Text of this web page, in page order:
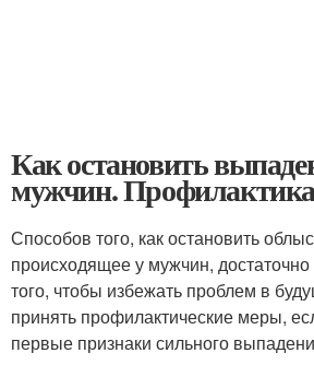
Как остановить
мужчин. Профилактика
Способов того, как остановить
происходящее у мужчин,
того, чтобы избежать проблем в
принять профилактические меры,
первые признаки сильного